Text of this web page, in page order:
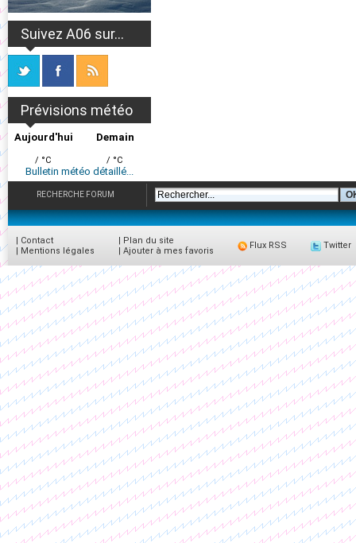
Suivez A06 sur...
Prévisions météo
Aujourd'hui
/ °C
Demain
/ °C
Bulletin météo détaillé...
RECHERCHE FORUM
| Contact
| Mentions légales
| Plan du site
| Ajouter à mes favoris
Flux RSS Twitter